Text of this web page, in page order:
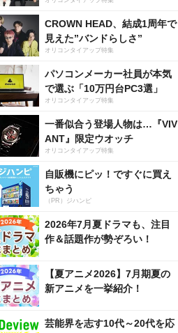
CROWN HEAD、結成1周年で
見えた”バンドらしさ”
オリコンタイアップ特集
パソコンメーカー社員が本気
で選ぶ「10万円台PC3選」
オリコンタイアップ特集
一番似合う登場人物は…『VIV
ANT』限定ウオッチ
オリコンタイアップ特集
自販機にピッ！ですぐに買え
ちゃう
（PR）ジハンピ
2026年7月夏ドラマも、注目
作＆話題作が勢ぞろい！
【夏アニメ2026】7月期夏の
新アニメを一挙紹介！
芸能界を志す10代～20代を応